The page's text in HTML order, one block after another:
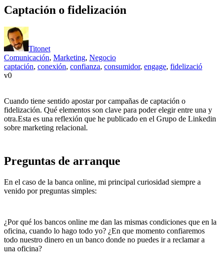
Captación o fidelización
Titonet
Comunicación, Marketing, Negocio
captación, conexión, confianza, consumidor, engage, fidelizació
0
Cuando tiene sentido apostar por campañas de captación o
fidelización. Qué elementos son clave para poder elegir entre una y
otra.Esta es una reflexión que he publicado en el Grupo de Linkedin
sobre marketing relacional.
Preguntas de arranque
En el caso de la banca online, mi principal curiosidad siempre a
venido por preguntas simples:
¿Por qué los bancos online me dan las mismas condiciones que en la
oficina, cuando lo hago todo yo? ¿En que momento confiaremos
todo nuestro dinero en un banco donde no puedes ir a reclamar a
una oficina?